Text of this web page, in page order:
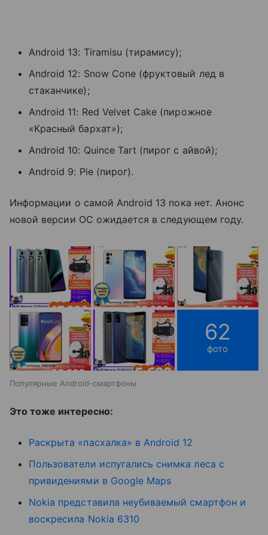
Android 13: Tiramisu (тирамису);
Android 12: Snow Cone (фруктовый лед в
стаканчике);
Android 11: Red Velvet Cake (пирожное
«Красный бархат»);
Android 10: Quince Tart (пирог с айвой);
Android 9: Pie (пирог).
Информации о самой Android 13 пока нет. Анонс
новой версии ОС ожидается в следующем году.
62
фото
Популярные Android-смартфоны
Это тоже интересно:
Раскрыта «пасхалка» в Android 12
Пользователи испугались снимка леса с
привидениями в Google Maps
Nokia представила неубиваемый смартфон и
воскресила Nokia 6310